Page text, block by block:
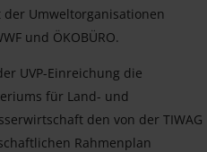
Umweltorganisationen
und ÖKOBÜRO.
UVP-Einreichung die
für Land- und
den von der TIWAG
Rahmenplan